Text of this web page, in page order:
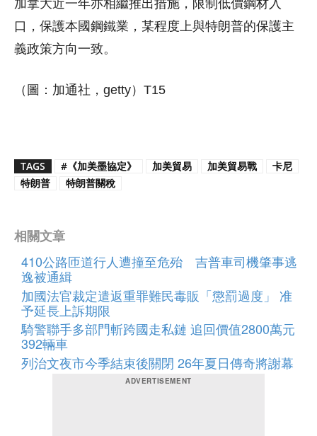
加拿大近一年亦相繼推出措施，限制低價鋼材入
口，保護本國鋼鐵業，某程度上與特朗普的保護主
義政策方向一致。
（圖：加通社，getty）T15
TAGS #《加美墨協定》 加美貿易 加美貿易戰
卡尼
特朗普
特朗普關稅
相關文章
410公路匝道行人遭撞至危殆 吉普車司機肇事逃
逸被通緝
加國法官裁定遣返重罪難民毒販「懲罰過度」 准
予延長上訴期限
騎警聯手多部門斬跨國走私鏈 追回價值2800萬元
392輛車
列治文夜市今季結束後關閉 26年夏日傳奇將謝幕